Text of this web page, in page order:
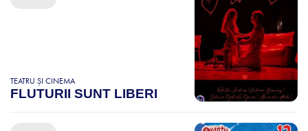
TEATRU ȘI CINEMA
FLUTURII SUNT LIBERI